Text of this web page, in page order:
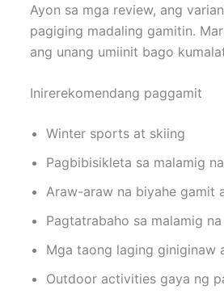
Ayon sa mga review, ang
pagiging madaling gamitin.
ang unang umiinit bago
Inirerekomendang paggamit
Winter sports at skiing
Pagbibisikleta sa malamig
Araw-araw na biyahe gamit
Pagtatrabaho sa malamig
Mga taong laging giniginaw
Outdoor activities gaya ng